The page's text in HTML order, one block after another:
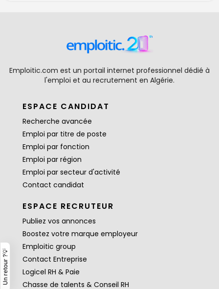
Emploitic.com est un portail internet professionnel dédié à
l'emploi et au recrutement en Algérie.
ESPACE CANDIDAT
Recherche avancée
Emploi par titre de poste
Emploi par fonction
Emploi par région
Emploi par secteur d'activité
Contact candidat
ESPACE RECRUTEUR
Publiez vos annonces
Boostez votre marque employeur
Emploitic group
Contact Entreprise
Logicel RH & Paie
Chasse de talents & Conseil RH
Un retour ?💡